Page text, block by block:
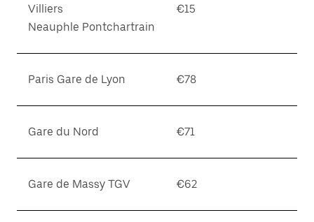
Villiers
Neauphle Pontchartrain
€15
Paris Gare de Lyon €78
Gare du Nord €71
Gare de Massy TGV €62